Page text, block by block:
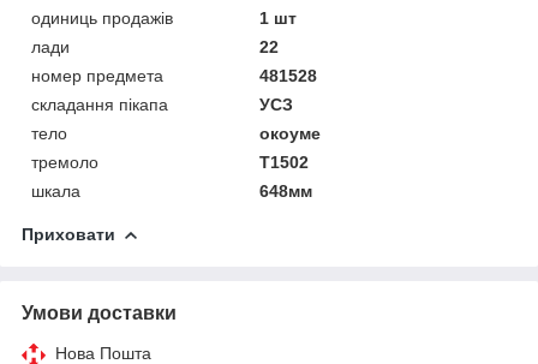
одиниць продажів
1 шт
лади
22
номер предмета
481528
складання пікапа
УСЗ
тело
окоуме
тремоло
Т1502
шкала
648мм
Приховати
Умови доставки
Нова Пошта